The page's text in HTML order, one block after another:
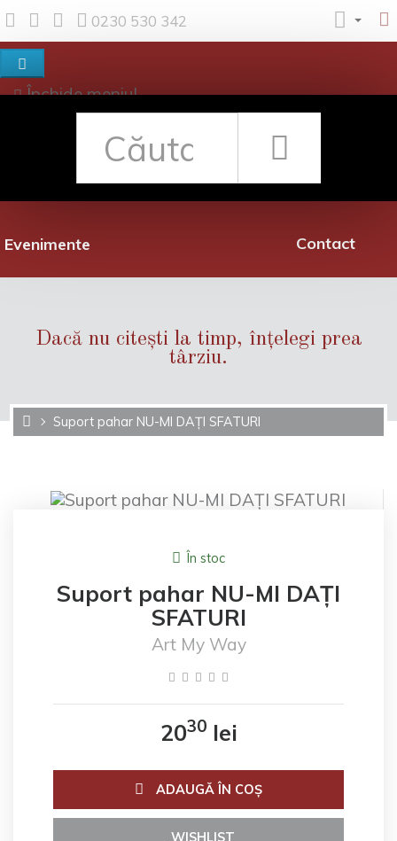
0230 530 342
Închide meniul
Evenimente
Rețea librării
Contact
Dacă nu citești la timp, înțelegi prea
târziu.
Suport pahar NU-MI DAȚI SFATURI
În stoc
Suport pahar NU-MI DAȚI
SFATURI
Art My Way
2030lei
ADAUGĂ ÎN COŞ
WISHLIST